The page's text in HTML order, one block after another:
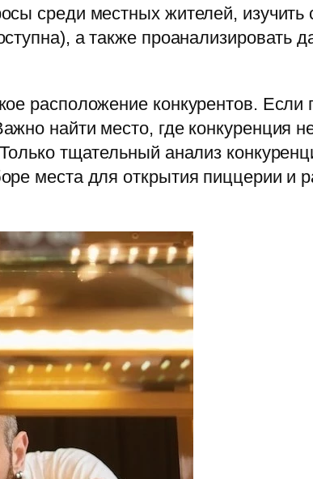
среди местных жителей, изучить
а также проанализировать
расположение конкурентов.
найти место, где конкуренция
тщательный анализ
места для открытия пиццерии и